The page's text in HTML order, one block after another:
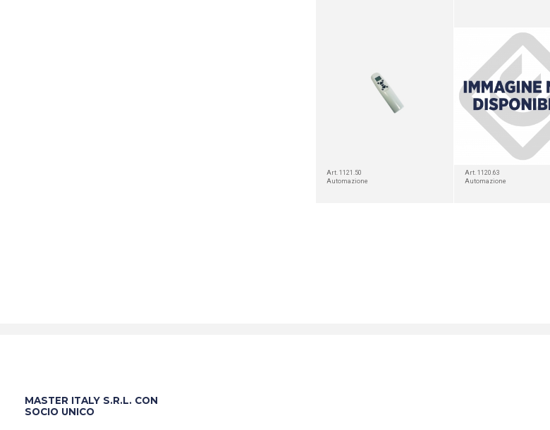
Art. 1121.50
Automazione
Art. 1120.63
Automazione
DETTAGLIO
MASTER ITALY S.R.L. CON
SOCIO UNICO